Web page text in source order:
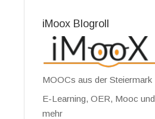
iMoox Blogroll
MOOCs aus der Steiermark
E-Learning, OER, Mooc und
mehr